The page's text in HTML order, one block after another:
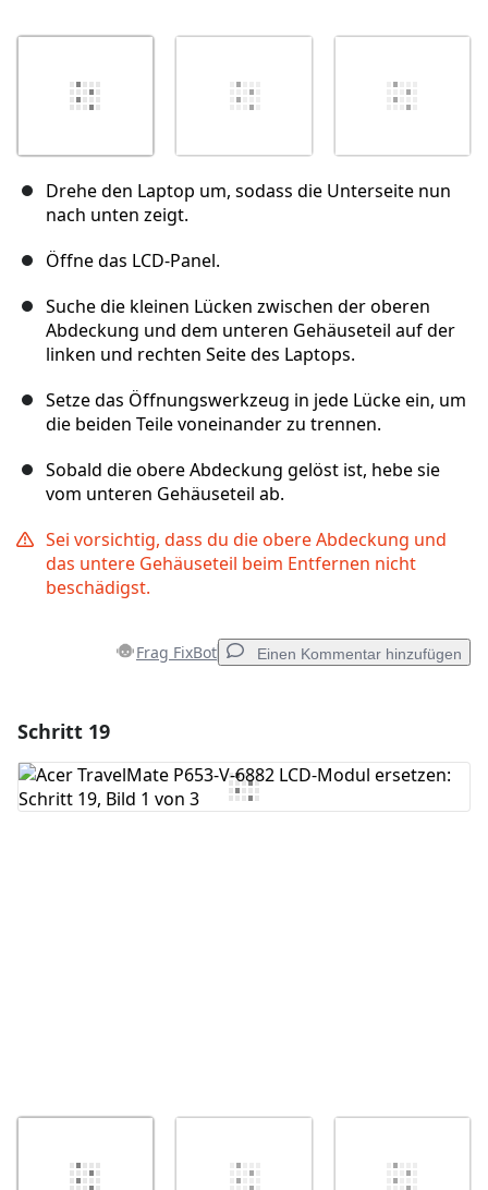
Drehe den Laptop um, sodass die Unterseite nun
nach unten zeigt.
Öffne das LCD-Panel.
Suche die kleinen Lücken zwischen der oberen
Abdeckung und dem unteren Gehäuseteil auf der
linken und rechten Seite des Laptops.
Setze das Öffnungswerkzeug in jede Lücke ein, um
die beiden Teile voneinander zu trennen.
Sobald die obere Abdeckung gelöst ist, hebe sie
vom unteren Gehäuseteil ab.
Sei vorsichtig, dass du die obere Abdeckung und
das untere Gehäuseteil beim Entfernen nicht
beschädigst.
Frag FixBot Einen Kommentar hinzufügen
Kommentar hinzufügen
Schritt 19